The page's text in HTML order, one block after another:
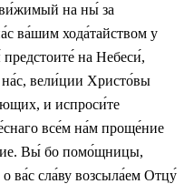
на ны́ за
ва́шим хода́тайством у
на Небеси́,
вели́ции Христо́вы
и испроси́те
все́м на́м проще́ние
Вы́ бо помо́щницы,
ва́с сла́ву возсыла́ем Отцу́